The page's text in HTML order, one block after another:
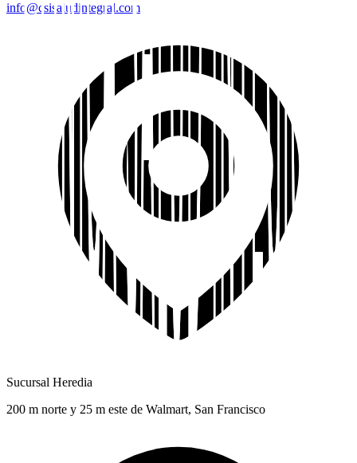
info@csisaludintegral.com
Sucursal Heredia
200 m norte y 25 m este de Walmart, San Francisco